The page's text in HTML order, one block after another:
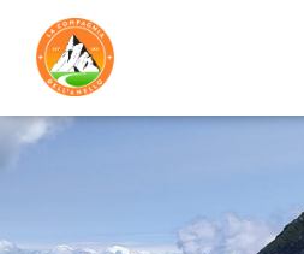
HOME